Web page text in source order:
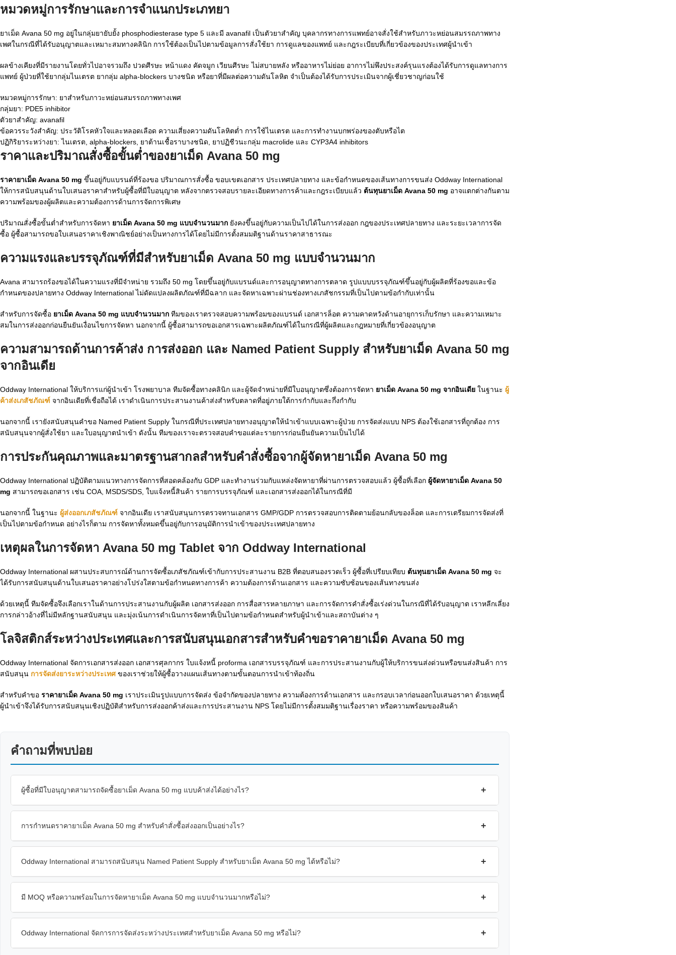
หมวดหมู่การรักษาและการจำแนกประเภทยา
ยาเม็ด Avana 50 mg อยู่ในกลุ่มยายับยั้ง phosphodiesterase type 5 และมี avanafil เป็นตัวยาสำคัญ บุคลากรทางการแพทย์อาจสั่งใช้สำหรับภาวะหย่อนสมรรถภาพทาง
เพศในกรณีที่ได้รับอนุญาตและเหมาะสมทางคลินิก การใช้ต้องเป็นไปตามข้อมูลการสั่งใช้ยา การดูแลของแพทย์ และกฎระเบียบที่เกี่ยวข้องของประเทศผู้นำเข้า
ผลข้างเคียงที่มีรายงานโดยทั่วไปอาจรวมถึง ปวดศีรษะ หน้าแดง คัดจมูก เวียนศีรษะ ไม่สบายหลัง หรืออาหารไม่ย่อย อาการไม่พึงประสงค์รุนแรงต้องได้รับการดูแลทางการ
แพทย์ ผู้ป่วยที่ใช้ยากลุ่มไนเตรต ยากลุ่ม alpha-blockers บางชนิด หรือยาที่มีผลต่อความดันโลหิต จำเป็นต้องได้รับการประเมินจากผู้เชี่ยวชาญก่อนใช้
หมวดหมู่การรักษา: ยาสำหรับภาวะหย่อนสมรรถภาพทางเพศ
กลุ่มยา: PDE5 inhibitor
ตัวยาสำคัญ: avanafil
ข้อควรระวังสำคัญ: ประวัติโรคหัวใจและหลอดเลือด ความเสี่ยงความดันโลหิตต่ำ การใช้ไนเตรต และการทำงานบกพร่องของตับหรือไต
ปฏิกิริยาระหว่างยา: ไนเตรต, alpha-blockers, ยาต้านเชื้อราบางชนิด, ยาปฏิชีวนะกลุ่ม macrolide และ CYP3A4 inhibitors
ราคาและปริมาณสั่งซื้อขั้นต่ำของยาเม็ด Avana 50 mg
ราคายาเม็ด Avana 50 mg ขึ้นอยู่กับแบรนด์ที่ร้องขอ ปริมาณการสั่งซื้อ ขอบเขตเอกสาร ประเทศปลายทาง และข้อกำหนดของเส้นทางการขนส่ง Oddway International
ให้การสนับสนุนด้านใบเสนอราคาสำหรับผู้ซื้อที่มีใบอนุญาต หลังจากตรวจสอบรายละเอียดทางการค้าและกฎระเบียบแล้ว ต้นทุนยาเม็ด Avana 50 mg อาจแตกต่างกันตาม
ความพร้อมของผู้ผลิตและความต้องการด้านการจัดการพิเศษ
ปริมาณสั่งซื้อขั้นต่ำสำหรับการจัดหา ยาเม็ด Avana 50 mg แบบจำนวนมาก ยังคงขึ้นอยู่กับความเป็นไปได้ในการส่งออก กฎของประเทศปลายทาง และระยะเวลาการจัด
ซื้อ ผู้ซื้อสามารถขอใบเสนอราคาเชิงพาณิชย์อย่างเป็นทางการได้โดยไม่มีการตั้งสมมติฐานด้านราคาสาธารณะ
ความแรงและบรรจุภัณฑ์ที่มีสำหรับยาเม็ด Avana 50 mg แบบจำนวนมาก
Avana สามารถร้องขอได้ในความแรงที่มีจำหน่าย รวมถึง 50 mg โดยขึ้นอยู่กับแบรนด์และการอนุญาตทางการตลาด รูปแบบบรรจุภัณฑ์ขึ้นอยู่กับผู้ผลิตที่ร้องขอและข้อ
กำหนดของปลายทาง Oddway International ไม่ดัดแปลงผลิตภัณฑ์ที่มีฉลาก และจัดหาเฉพาะผ่านช่องทางเภสัชกรรมที่เป็นไปตามข้อกำกับเท่านั้น
สำหรับการจัดซื้อ ยาเม็ด Avana 50 mg แบบจำนวนมาก ทีมของเราตรวจสอบความพร้อมของแบรนด์ เอกสารล็อต ความคาดหวังด้านอายุการเก็บรักษา และความเหมาะ
สมในการส่งออกก่อนยืนยันเงื่อนไขการจัดหา นอกจากนี้ ผู้ซื้อสามารถขอเอกสารเฉพาะผลิตภัณฑ์ได้ในกรณีที่ผู้ผลิตและกฎหมายที่เกี่ยวข้องอนุญาต
ความสามารถด้านการค้าส่ง การส่งออก และ Named Patient Supply สำหรับยาเม็ด Avana 50 mg
จากอินเดีย
Oddway International ให้บริการแก่ผู้นำเข้า โรงพยาบาล ทีมจัดซื้อทางคลินิก และผู้จัดจำหน่ายที่มีใบอนุญาตซึ่งต้องการจัดหา ยาเม็ด Avana 50 mg จากอินเดีย ในฐานะ ผู้
ค้าส่งเภสัชภัณฑ์ จากอินเดียที่เชื่อถือได้ เราดำเนินการประสานงานค้าส่งสำหรับตลาดที่อยู่ภายใต้การกำกับและกึ่งกำกับ
นอกจากนี้ เรายังสนับสนุนคำขอ Named Patient Supply ในกรณีที่ประเทศปลายทางอนุญาตให้นำเข้าแบบเฉพาะผู้ป่วย การจัดส่งแบบ NPS ต้องใช้เอกสารที่ถูกต้อง การ
สนับสนุนจากผู้สั่งใช้ยา และใบอนุญาตนำเข้า ดังนั้น ทีมของเราจะตรวจสอบคำขอแต่ละรายการก่อนยืนยันความเป็นไปได้
การประกันคุณภาพและมาตรฐานสากลสำหรับคำสั่งซื้อจากผู้จัดหายาเม็ด Avana 50 mg
Oddway International ปฏิบัติตามแนวทางการจัดการที่สอดคล้องกับ GDP และทำงานร่วมกับแหล่งจัดหายาที่ผ่านการตรวจสอบแล้ว ผู้ซื้อที่เลือก ผู้จัดหายาเม็ด Avana 50
mg สามารถขอเอกสาร เช่น COA, MSDS/SDS, ใบแจ้งหนี้สินค้า รายการบรรจุภัณฑ์ และเอกสารส่งออกได้ในกรณีที่มี
นอกจากนี้ ในฐานะ ผู้ส่งออกเภสัชภัณฑ์ จากอินเดีย เราสนับสนุนการตรวจทานเอกสาร GMP/GDP การตรวจสอบการติดตามย้อนกลับของล็อต และการเตรียมการจัดส่งที่
เป็นไปตามข้อกำหนด อย่างไรก็ตาม การจัดหาทั้งหมดขึ้นอยู่กับการอนุมัติการนำเข้าของประเทศปลายทาง
เหตุผลในการจัดหา Avana 50 mg Tablet จาก Oddway International
Oddway International ผสานประสบการณ์ด้านการจัดซื้อเภสัชภัณฑ์เข้ากับการประสานงาน B2B ที่ตอบสนองรวดเร็ว ผู้ซื้อที่เปรียบเทียบ ต้นทุนยาเม็ด Avana 50 mg จะ
ได้รับการสนับสนุนด้านใบเสนอราคาอย่างโปร่งใสตามข้อกำหนดทางการค้า ความต้องการด้านเอกสาร และความซับซ้อนของเส้นทางขนส่ง
ด้วยเหตุนี้ ทีมจัดซื้อจึงเลือกเราในด้านการประสานงานกับผู้ผลิต เอกสารส่งออก การสื่อสารหลายภาษา และการจัดการคำสั่งซื้อเร่งด่วนในกรณีที่ได้รับอนุญาต เราหลีกเลี่ยง
การกล่าวอ้างที่ไม่มีหลักฐานสนับสนุน และมุ่งเน้นการดำเนินการจัดหาที่เป็นไปตามข้อกำหนดสำหรับผู้นำเข้าและสถาบันต่าง ๆ
โลจิสติกส์ระหว่างประเทศและการสนับสนุนเอกสารสำหรับคำขอราคายาเม็ด Avana 50 mg
Oddway International จัดการเอกสารส่งออก เอกสารศุลกากร ใบแจ้งหนี้ proforma เอกสารบรรจุภัณฑ์ และการประสานงานกับผู้ให้บริการขนส่งด่วนหรือขนส่งสินค้า การ
สนับสนุน การจัดส่งยาระหว่างประเทศของเราช่วยให้ผู้ซื้อวางแผนเส้นทางตามขั้นตอนการนำเข้าท้องถิ่น
สำหรับคำขอ ราคายาเม็ด Avana 50 mg เราประเมินรูปแบบการจัดส่ง ข้อจำกัดของปลายทาง ความต้องการด้านเอกสาร และกรอบเวลาก่อนออกใบเสนอราคา ด้วยเหตุนี้
ผู้นำเข้าจึงได้รับการสนับสนุนเชิงปฏิบัติสำหรับการส่งออกค้าส่งและการประสานงาน NPS โดยไม่มีการตั้งสมมติฐานเรื่องราคา หรือความพร้อมของสินค้า
คำถามที่พบบ่อย
ผู้ซื้อที่มีใบอนุญาตสามารถจัดซื้อยาเม็ด Avana 50 mg แบบค้าส่งได้อย่างไร? +
การกำหนดราคายาเม็ด Avana 50 mg สำหรับคำสั่งซื้อส่งออกเป็นอย่างไร? +
Oddway International สามารถสนับสนุน Named Patient Supply สำหรับยาเม็ด Avana 50 mg ได้หรือไม่? +
มี MOQ หรือความพร้อมในการจัดหายาเม็ด Avana 50 mg แบบจำนวนมากหรือไม่? +
Oddway International จัดการการจัดส่งระหว่างประเทศสำหรับยาเม็ด Avana 50 mg หรือไม่? +